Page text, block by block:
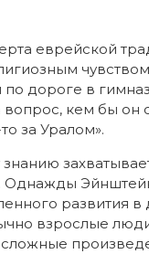
еврейской
дороге в
кем бы он
за Уралом».
захватывает
развития в
взрослые
сложные